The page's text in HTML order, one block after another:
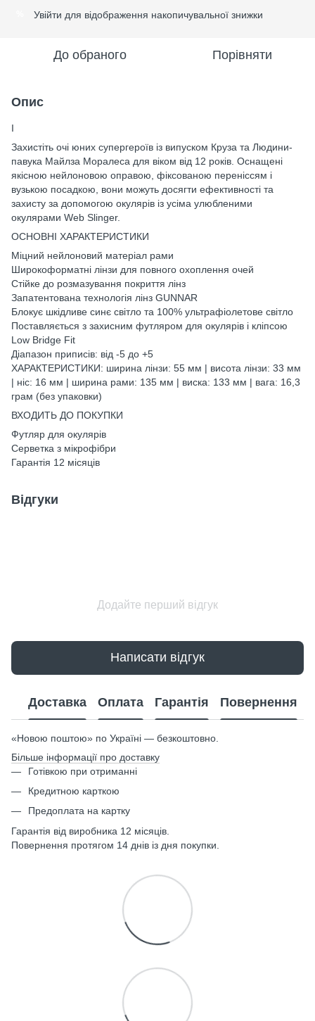
Увійти для відображення накопичувальної знижки
До обраного Порівняти
Опис
І
Захистіть очі юних супергероїв із випуском Круза та Людини-
павука Майлза Моралеса для віком від 12 років. Оснащені
якісною нейлоновою оправою, фіксованою переніссям і
вузькою посадкою, вони можуть досягти ефективності та
захисту за допомогою окулярів із усіма улюбленими
окулярами Web Slinger.
ОСНОВНІ ХАРАКТЕРИСТИКИ
Міцний нейлоновий матеріал рами
Широкоформатні лінзи для повного охоплення очей
Стійке до розмазування покриття лінз
Запатентована технологія лінз GUNNAR
Блокує шкідливе синє світло та 100% ультрафіолетове світло
Поставляється з захисним футляром для окулярів і кліпсою
Low Bridge Fit
Діапазон приписів: від -5 до +5
ХАРАКТЕРИСТИКИ: ширина лінзи: 55 мм | висота лінзи: 33 мм
| ніс: 16 мм | ширина рами: 135 мм | виска: 133 мм | вага: 16,3
грам (без упаковки)
ВХОДИТЬ ДО ПОКУПКИ
Футляр для окулярів
Серветка з мікрофібри
Гарантія 12 місяців
Відгуки
Додайте перший відгук
Написати відгук
Доставка Оплата Гарантія Повернення
«Новою поштою» по Україні — безкоштовно.
Більше інформації про доставку
Готівкою при отриманні
Кредитною карткою
Предоплата на картку
Гарантія від виробника 12 місяців.
Повернення протягом 14 днів із дня покупки.